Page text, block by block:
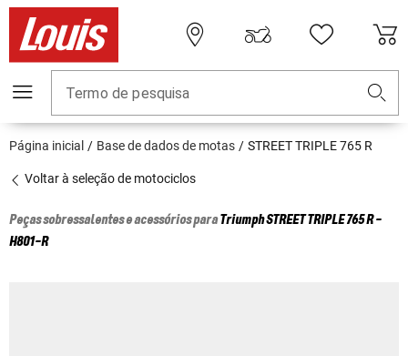
Termo de pesquisa
Página inicial Base de dados de motas STREET TRIPLE 765 R
Voltar à seleção de motociclos
Peças sobressalentes e acessórios paraTriumphSTREET TRIPLE 765 R -
H801-R